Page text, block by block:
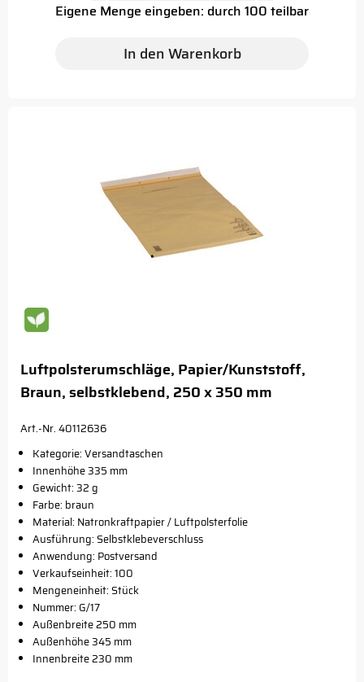
Eigene Menge eingeben: durch 100 teilbar
In den Warenkorb
Luftpolsterumschläge, Papier/Kunststoff,
Braun, selbstklebend, 250 x 350 mm
Art.-Nr. 40112636
Kategorie: Versandtaschen
Innenhöhe 335 mm
Gewicht: 32 g
Farbe: braun
Material: Natronkraftpapier / Luftpolsterfolie
Ausführung: Selbstklebeverschluss
Anwendung: Postversand
Verkaufseinheit: 100
Mengeneinheit: Stück
Nummer: G/17
Außenbreite 250 mm
Außenhöhe 345 mm
Innenbreite 230 mm